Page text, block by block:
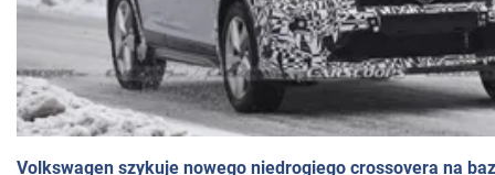
Volkswagen szykuje nowego niedrogiego crossovera na